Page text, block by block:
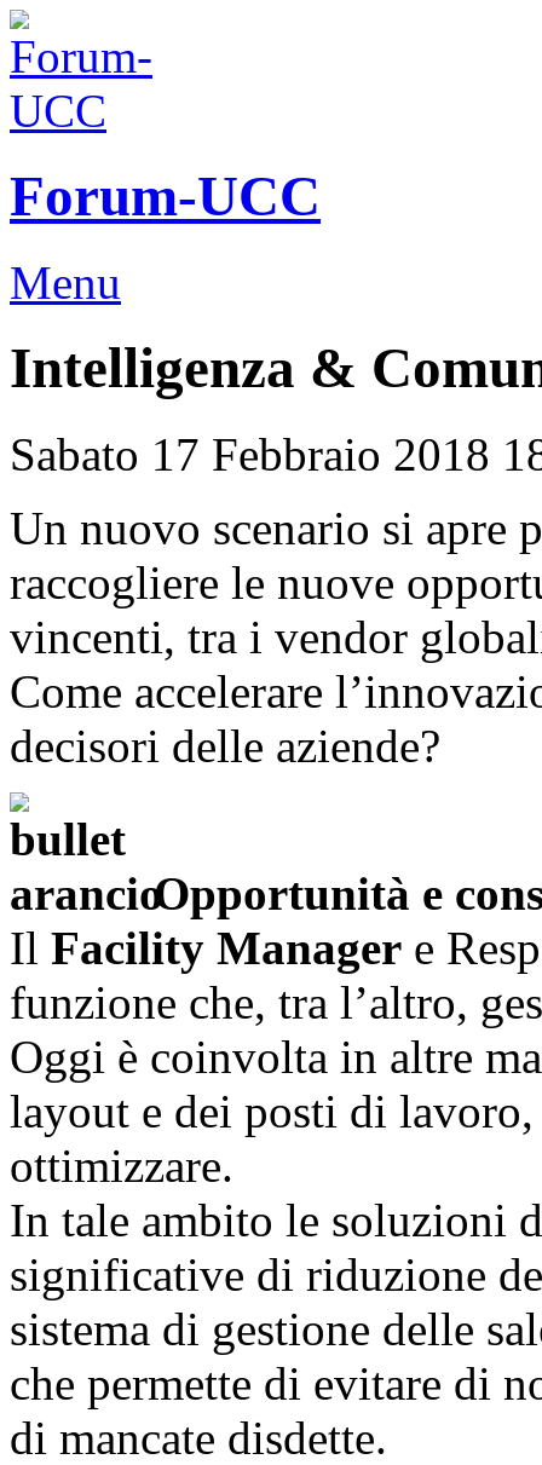
Forum-UCC
Menu
Intelligenza &
Sabato 17 Febbraio 2018
Un nuovo scenario si apre
raccogliere le nuove
vincenti, tra i vendor
Come accelerare
decisori delle aziende?
Opportunità e
Il Facility Manager e
funzione che, tra l’altro,
Oggi è coinvolta in altre
layout e dei posti di
ottimizzare.
In tale ambito le soluzioni
significative di riduzione
sistema di gestione delle
che permette di evitare di
di mancate disdette.